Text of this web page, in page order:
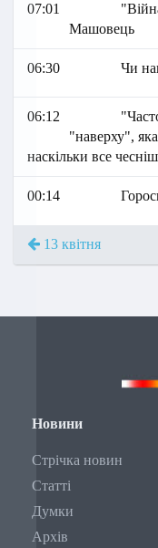
07:01
Машовець
06:30 Чи
06:12
"наверху",
наскільки все
00:14
13 квітня
Новини
Стрічка новин
Статті
Думки
Архів